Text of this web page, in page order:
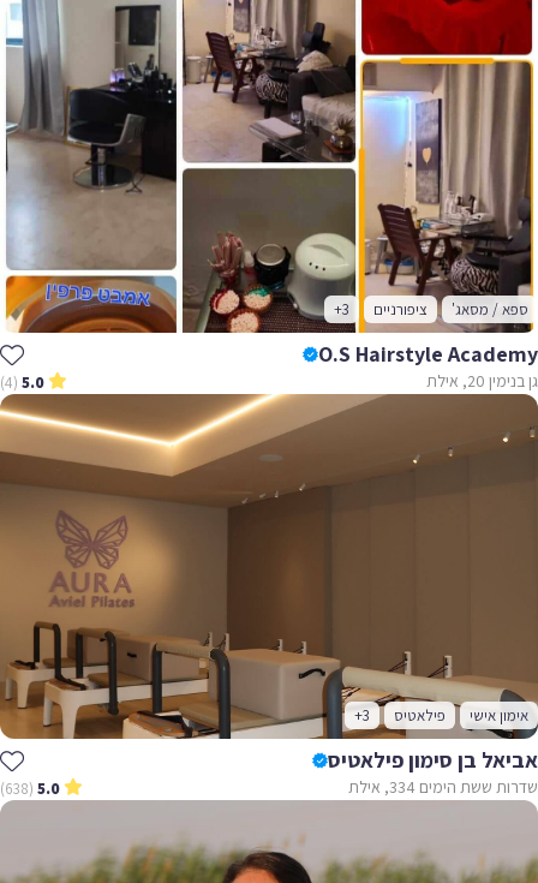
ספא / מסאג' ציפורניים +3
O.S Hairstyle Academy
גן בנימין 20, אילת 5.0
(4)
אימון אישי פילאטיס +3
אביאל בן סימון פילאטיס
שדרות ששת הימים 334, אילת 5.0
(638)